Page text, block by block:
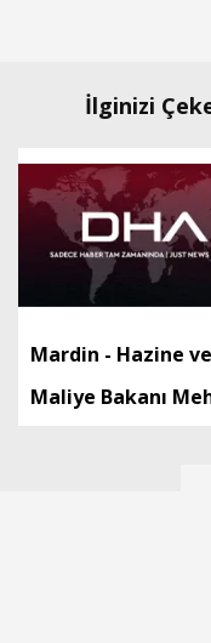
İlginizi
Mardin - Hazine ve
Maliye Bakanı